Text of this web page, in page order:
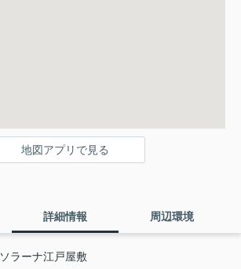
地図アプリで見る
詳細情報 周辺環境
ソラーナ江戸屋敷